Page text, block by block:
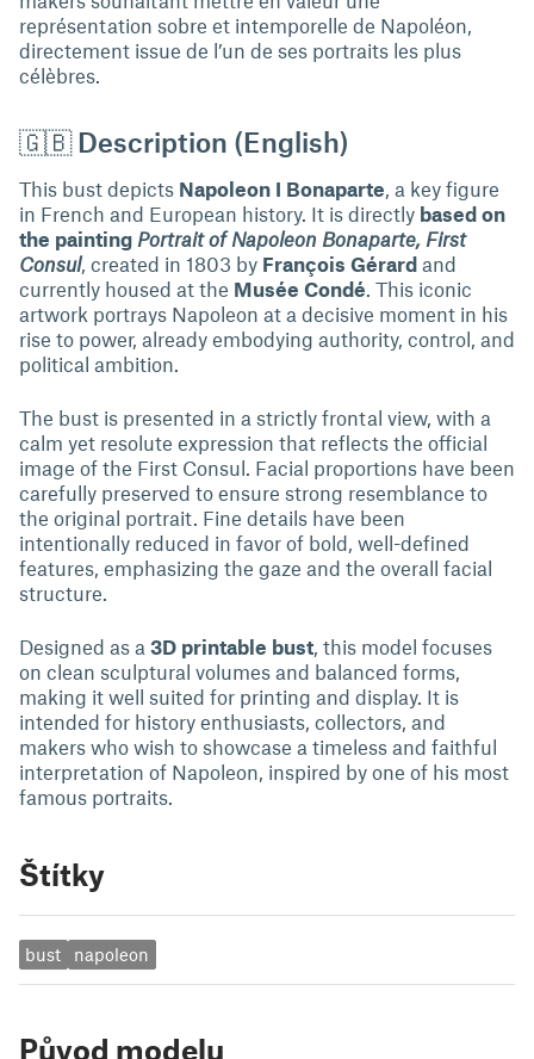
représentation sobre et intemporelle de Napoléon,
directement issue de l’un de ses portraits les plus
célèbres.
🇬🇧 Description (English)
This bust depicts Napoleon I Bonaparte, a key figure
in French and European history. It is directly based on
the painting Portrait of Napoleon Bonaparte, First
Consul, created in 1803 by François Gérard and
currently housed at the Musée Condé. This iconic
artwork portrays Napoleon at a decisive moment in his
rise to power, already embodying authority, control, and
political ambition.
The bust is presented in a strictly frontal view, with a
calm yet resolute expression that reflects the official
image of the First Consul. Facial proportions have been
carefully preserved to ensure strong resemblance to
the original portrait. Fine details have been
intentionally reduced in favor of bold, well-defined
features, emphasizing the gaze and the overall facial
structure.
Designed as a 3D printable bust, this model focuses
on clean sculptural volumes and balanced forms,
making it well suited for printing and display. It is
intended for history enthusiasts, collectors, and
makers who wish to showcase a timeless and faithful
interpretation of Napoleon, inspired by one of his most
famous portraits.
Štítky
bust napoleon
Původ modelu